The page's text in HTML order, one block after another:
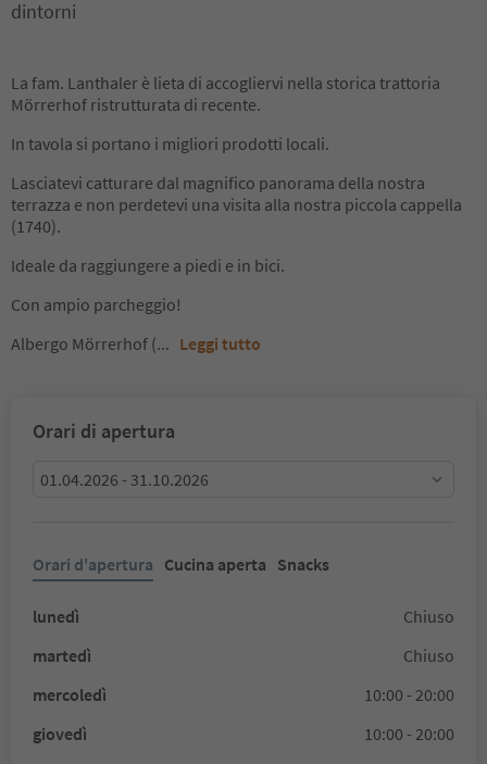
dintorni
La fam. Lanthaler è lieta di accogliervi nella storica trattoria
Mörrerhof ristrutturata di recente.
In tavola si portano i migliori prodotti locali.
Lasciatevi catturare dal magnifico panorama della nostra
terrazza e non perdetevi una visita alla nostra piccola cappella
(1740).
Ideale da raggiungere a piedi e in bici.
Con ampio parcheggio!
Albergo Mörrerhof (... Leggi tutto
Orari di apertura
01.04.2026 - 31.10.2026
Orari d'apertura Cucina aperta Snacks
lunedì
Chiuso
martedì
Chiuso
mercoledì
10:00 - 20:00
giovedì
10:00 - 20:00